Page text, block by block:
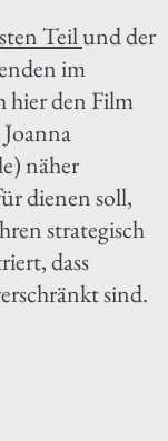
Teilund der
im
hier den Film
näher
dienen soll,
strategisch
dass
sind.